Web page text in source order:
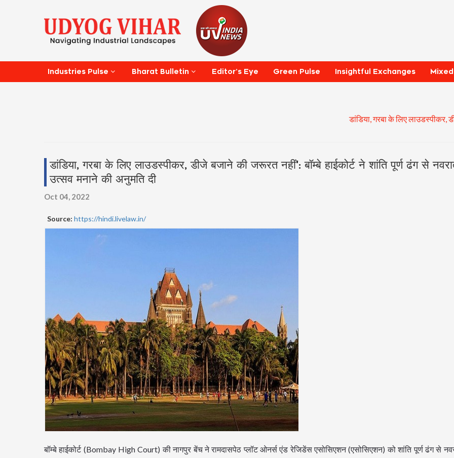
Industries Pulse Bharat Bulletin Editor’s Eye Green Pulse Insightful Exchanges
डांडिया, गरबा के लिए लाउडस्पीकर,
डांडिया, गरबा के लिए लाउडस्पीकर, डीजे बजाने की जरूरत नहीं': बॉम्बे हाईकोर्ट ने शांति पूर्ण ढंग से
उत्सव मनाने की अनुमति दी
Oct 04, 2022
Source: https://hindi.livelaw.in/
बॉम्बे हाईकोर्ट (Bombay High Court) की नागपुर बेंच ने रामदासपेठ प्लॉट ओनर्स एंड रेजिडेंस एसोसिएशन (एसोसिएशन) को शांति पूर्ण ढंग से